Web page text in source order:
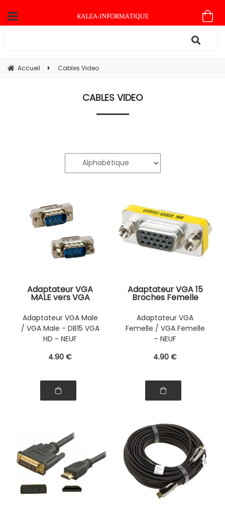
Accueil Cables Video
CABLES VIDEO
Adaptateur VGA
MALE vers VGA
Adaptateur VGA Male
/ VGA Male - DB15 VGA
HD - NEUF
4.90 €
Adaptateur VGA 15
Broches Femelle
Broches Femelle
(Gender Changer
HD15 F/F * VGA
SVGA Low Profile)
Adaptateur VGA
Femelle / VGA Femelle
- NEUF
4.90 €